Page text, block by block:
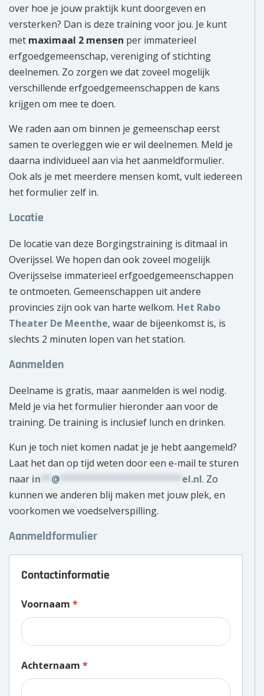
over hoe je jouw praktijk kunt doorgeven en
versterken? Dan is deze training voor jou. Je kunt
met maximaal 2 mensen per immaterieel
erfgoedgemeenschap, vereniging of stichting
deelnemen. Zo zorgen we dat zoveel mogelijk
verschillende erfgoedgemeenschappen de kans
krijgen om mee te doen.
We raden aan om binnen je gemeenschap eerst
samen te overleggen wie er wil deelnemen. Meld je
daarna individueel aan via het aanmeldformulier.
Ook als je met meerdere mensen komt, vult iedereen
het formulier zelf in.
Locatie
De locatie van deze Borgingstraining is ditmaal in
Overijssel. We hopen dan ook zoveel mogelijk
Overijsselse immaterieel erfgoedgemeenschappen
te ontmoeten. Gemeenschappen uit andere
provincies zijn ook van harte welkom. Het Rabo
Theater De Meenthe, waar de bijeenkomst is, is
slechts 2 minuten lopen van het station.
Aanmelden
Deelname is gratis, maar aanmelden is wel nodig.
Meld je via het formulier hieronder aan voor de
training. De training is inclusief lunch en drinken.
Kun je toch niet komen nadat je je hebt aangemeld?
Laat het dan op tijd weten door een e-mail te sturen
naar in @ el.nl. Zo
kunnen we anderen blij maken met jouw plek, en
voorkomen we voedselverspilling.
Aanmeldformulier
Contactinformatie
Voornaam *
Achternaam *